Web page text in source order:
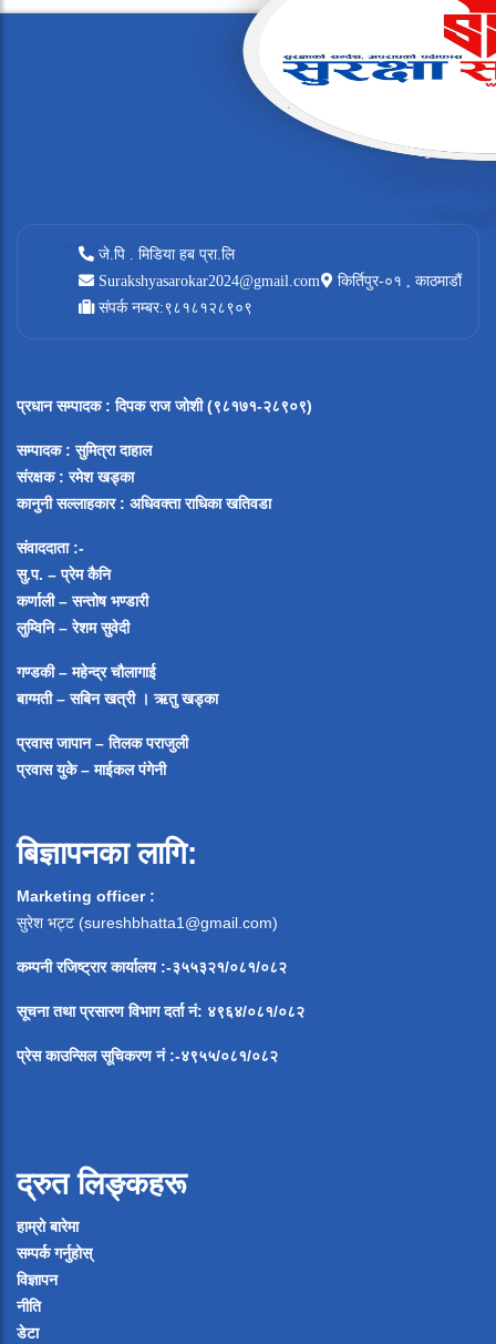
जे.पि . मिडिया हब प्रा.लि
Surakshyasarokar2024@gmail.com
किर्तिपुर-०१ , काठमाडौं
संपर्क नम्बर:९८१८१२८९०९
प्रधान सम्पादक: दिपक राज जोशी (९८१७१-२८९०९)
सम्पादक : सुमित्रा दाहाल
संरक्षक : रमेश खड्का
कानुनी सल्लाहकार : अधिवक्ता राधिका खतिवडा
संवाददाता :-
सु.प. – प्रेम कैनि
कर्णाली – सन्तोष भण्डारी
लुम्विनि – रेशम सुवेदी
गण्डकी – महेन्द्र चौलागाई
बाग्मती – सबिन खत्री ।ऋतु खड्का
प्रवास जापान – तिलक पराजुली
प्रवास युके – माईकल पंगेनी
बिज्ञापनका लागि:
Marketing officer :
सुरेश भट्ट (sureshbhatta1@gmail.com)
कम्पनी रजिष्ट्रार कार्यालय :-३५५३२१/०८१/०८२
सूचना तथा प्रसारण विभाग दर्ता नं: ४९६४/०८१/०८२
प्रेस काउन्सिल सूचिकरण नं:-४९५५/०८१/०८२
द्रुत लिङ्कहरू
हाम्रो बारेमा
सम्पर्क गर्नुहोस्
विज्ञापन
नीति
डेटा